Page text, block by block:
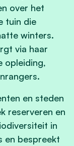
over het
tuin die
winters.
via haar
opleiding,
en steden
reserveren en
in
en bespreekt